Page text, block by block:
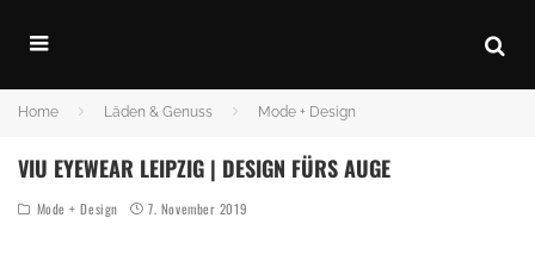
Home Läden & Genuss Mode + Design
VIU EYEWEAR LEIPZIG | DESIGN FÜRS AUGE
Mode + Design 7. November 2019